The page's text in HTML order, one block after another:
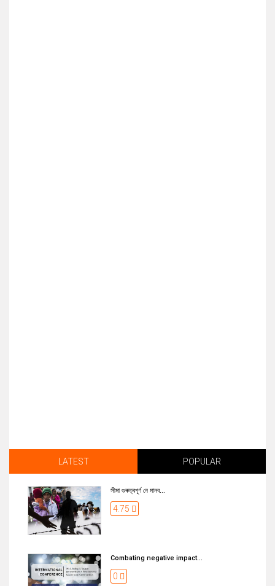
LATEST POPULAR
সীমা গুৰুত্বপূৰ্ণ নে মানব...
4.75
Combating negative impact...
0